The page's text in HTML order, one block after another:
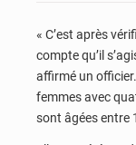
« C’est après
compte qu’il
affirmé un
femmes avec
sont âgées entre